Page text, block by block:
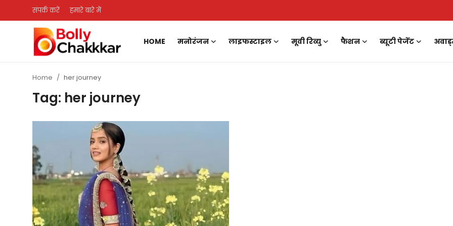
संपर्क करें हमारे बारे में
HOME मनोरंजन लाइफस्टाइल मूवी रिव्यु फैशन ब्यूटी पेजेंट
लाइफस्टाइल
मूवी रिव्यु
Home her journey
Tag: her journey